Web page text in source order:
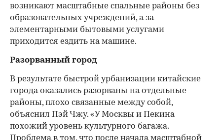
возникают масштабные спальные районы без
образовательных учреждений, а за
элементарными бытовыми услугами
приходится ездить на машине.
Разорванный город
В результате быстрой урбанизации китайские
города оказались разорваны на отдельные
районы, плохо связанные между собой,
объяснил Пэй Чжу. «У Москвы и Пекина
похожий уровень культурного багажа.
Проблема в том, что после начала масштабной